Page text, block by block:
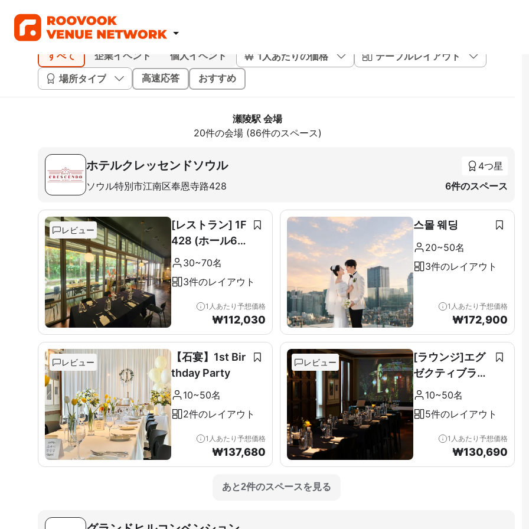
すべて 企業イベント 個人イベント 1人あたりの価格
テーブルレイアウト
場所タイプ
高速応答 おすすめ
瀬陵駅 会場
20件の会場 (86件のスペース)
ホテルクレッセンドソウル
ソウル特別市江南区奉恩寺路428
4つ星
6件のスペース
レビュー
[レストラン] 1F
428 (ホール60
席+ルーム10席)
30~70名
3件のレイアウト
1人あたり予想価格
₩112,030
스몰 웨딩
20~50名
3件のレイアウト
1人あたり予想価格
₩172,900
レビュー
【石宴】1st Bir
thday Party
10~50名
2件のレイアウト
1人あたり予想価格
₩137,680
レビュー
[ラウンジ]エグ
ゼクティブラウ
ンジ＆テラス全
10~50名
5件のレイアウト
1人あたり予想価格
₩130,690
あと2件のスペースを見る